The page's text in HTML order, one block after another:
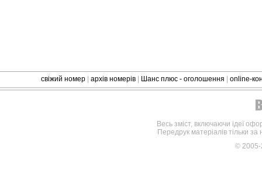
свіжий номер архів номерів Шанс плюс - оголошення online-
Весь зміст, включаючи ідеї
Передрук матеріалів тільки
©